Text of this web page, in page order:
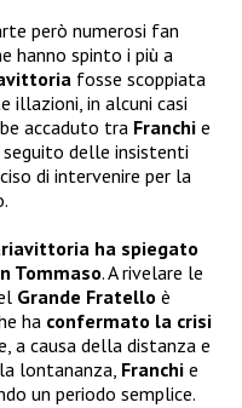
però numerosi fan
hanno spinto i più a
fosse scoppiata
illazioni, in alcuni casi
accaduto tra Franchi e
delle insistenti
di intervenire per la
ha spiegato
Tommaso. A rivelare le
Grande Fratello è
ha confermato la crisi
a causa della distanza e
lontananza, Franchi e
un periodo semplice.